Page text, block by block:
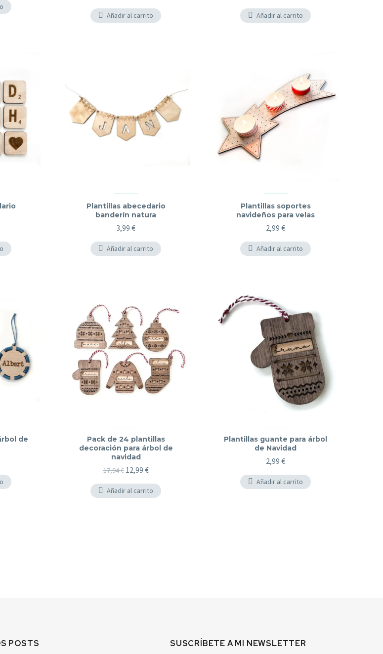
Añadir al carrito Añadir al carrito
Plantillas abecedario
banderín natura
3,99 €
Añadir al carrito
Plantillas soportes
navideños para velas
2,99 €
Añadir al carrito
de
Pack de 24 plantillas
decoración para árbol de
navidad
17,94€ Original
price
was:
12,99 €Current
price
is:
Añadir al carrito
Plantillas guante para árbol
de Navidad
2,99 €
Añadir al carrito
POSTS SUSCRÍBETE A MI NEWSLETTER